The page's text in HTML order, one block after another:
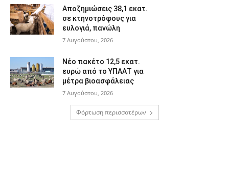
Αποζημιώσεις 38,1 εκατ.
σε κτηνοτρόφους για
ευλογιά, πανώλη
7 Αυγούστου, 2026
Νέο πακέτο 12,5 εκατ.
ευρώ από το ΥΠΑΑΤ για
μέτρα βιοασφάλειας
7 Αυγούστου, 2026
Φόρτωση περισσοτέρων